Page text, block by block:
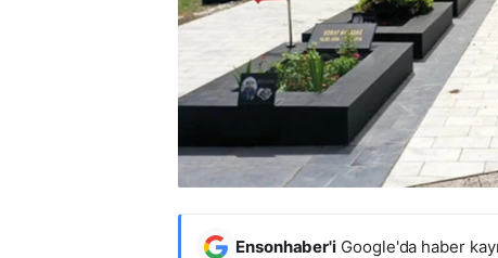
Ensonhaber'i Google'da haber